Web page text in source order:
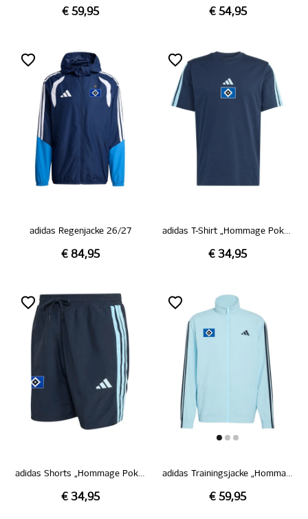
€ 59,95 € 54,95
adidas Regenjacke 26/27
€ 84,95
adidas T-Shirt „Hommage Pokalsieg 1976“
€ 34,95
adidas Shorts „Hommage Pokalsieg 1976“
€ 34,95
adidas Trainingsjacke „Hommage Pokalsieg 1976“
€ 59,95